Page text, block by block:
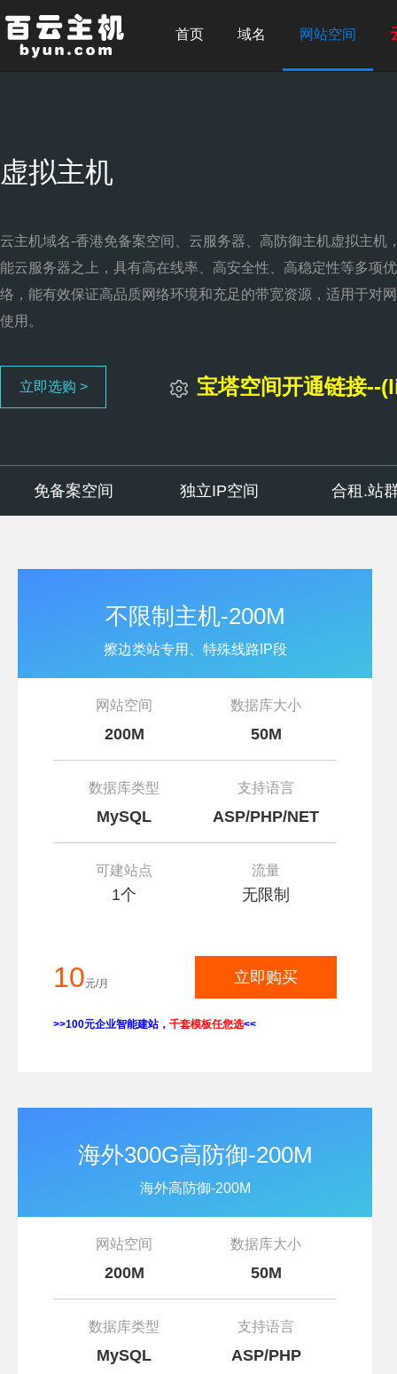
首页 域名 网站空间
虚拟主机
云主机域名-香港免备案空间、云服务器、高防御主机虚拟主机
能云服务器之上，具有高在线率、高安全性、高稳定性等多项
络，能有效保证高品质网络环境和充足的带宽资源，适用于对
使用。
宝塔空间开通链接
立即选购 >
免备案空间 独立IP空间 合租.站
不限制主机-200M
擦边类站专用、特殊线路IP段
网站空间
200M
数据库大小
50M
数据库类型
MySQL
支持语言
ASP/PHP/NET
可建站点
1个
流量
无限制
10元/月 立即购买
>>100元企业智能建站， 千套模板任您选<<
海外300G高防御-200M
海外高防御-200M
网站空间
200M
数据库大小
50M
数据库类型
MySQL
支持语言
ASP/PHP